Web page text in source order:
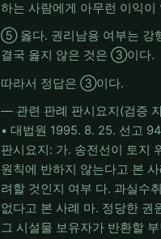
하는 사람에게 아무런 이익
⑤ 옳다. 권리남용 여부는 강
결국 옳지 않은 것은 ③이다.
따라서 정답은 ③이다.
― 관련 판례 판시요지(검증
• 대법원 1995. 8. 25. 선고
판시요지: 가. 송전선이 토지
원칙에 반하지 않는다고 본
려할 것인지 여부 다. 과실수
없다고 본 사례 마. 정당한 권
그 시설물 보유자가 반환할